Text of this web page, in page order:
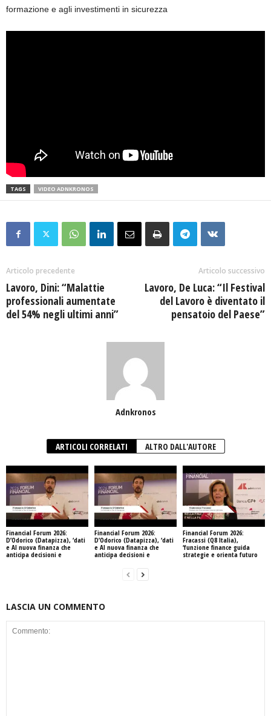
formazione e agli investimenti in sicurezza
TAGS VIDEO ADNKRONOS
Articolo precedente
Lavoro, Dini: “Malattie
professionali aumentate
del 54% negli ultimi anni”
Articolo successivo
Lavoro, De Luca: “Il Festival
del Lavoro è diventato il
pensatoio del Paese”
Adnkronos
ARTICOLI CORRELATI ALTRO DALL'AUTORE
Financial Forum 2026:
D’Odorico (Datapizza), ‘dati
e AI nuova finanza che
anticipa decisioni e
Financial Forum 2026:
D’Odorico (Datapizza), ‘dati
e AI nuova finanza che
anticipa decisioni e
Financial Forum 2026:
Fracassi (Q8 Italia),
‘funzione finance guida
strategie e orienta futuro
LASCIA UN COMMENTO